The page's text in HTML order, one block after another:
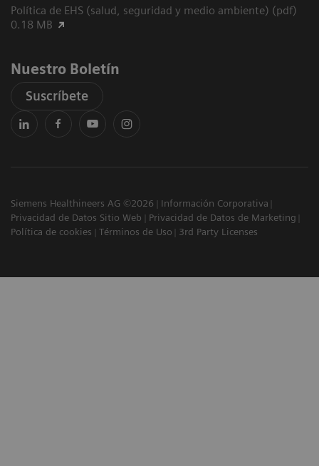
Política de EHS (salud, seguridad y medio ambiente) (pdf)
0.18 MB
Nuestro Boletín
Suscríbete
Siemens Healthineers AG ©2026
Información Corporativa
Privacidad de Datos Sitio Web
Privacidad de Datos de Marketing
Política de cookies
Términos de Uso 3rd Party Licenses